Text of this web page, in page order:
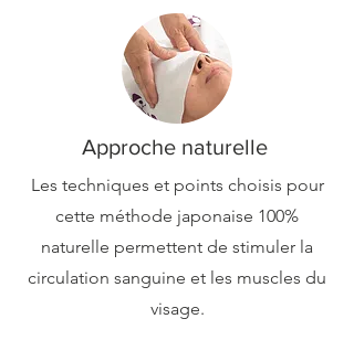
Approche naturelle
Les techniques et points choisis pour
cette méthode japonaise 100%
naturelle permettent de stimuler la
circulation sanguine et les muscles du
visage.